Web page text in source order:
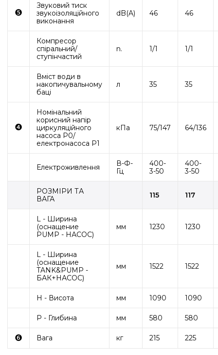
❺
Звуковий тиск
звукоізоляційного
виконання
dB(A) 46 46
Компресор
спіральний/
ступінчастий
n. 1/1 1/1
Вміст води в
накопичувальному
баці
л 35 35
❹
Номінальний
корисний напір
циркуляційного
насоса Р0/
електронасоса P1
кПа 75/147 64/136
Електроживлення
В-Ф-
Гц
400-
3-50
400-
3-50
РОЗМІРИ ТА
ВАГА
115 117
L - Ширина
(оснащение
PUMP - НАСОС)
мм 1230 1230
L - Ширина
(оснащение
TANK&PUMP -
БАК+НАСОС)
мм 1522 1522
H - Висота мм 1090 1090
P - Глибина мм 580 580
❻ Вага кг 215 225